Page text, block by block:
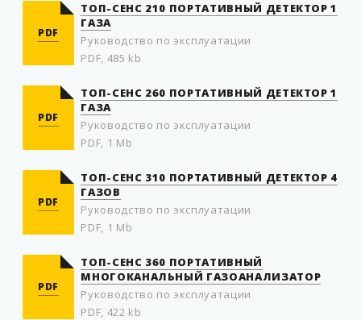
PDF
ТОП-СЕНС 210 ПОРТАТИВНЫЙ ДЕТЕКТОР 1
ГАЗА
Руководство по эксплуатации
PDF, 485 kb
PDF
ТОП-СЕНС 260 ПОРТАТИВНЫЙ ДЕТЕКТОР 1
ГАЗА
Руководство по эксплуатации
PDF, 1 Mb
PDF
ТОП-СЕНС 310 ПОРТАТИВНЫЙ ДЕТЕКТОР 4
ГАЗОВ
Руководство по эксплуатации
PDF, 1 Mb
PDF
ТОП-СЕНС 360 ПОРТАТИВНЫЙ
МНОГОКАНАЛЬНЫЙ ГАЗОАНАЛИЗАТОР
Руководство по эксплуатации
PDF, 422 kb